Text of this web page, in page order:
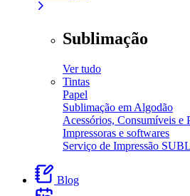
Sublimação
Ver tudo
Tintas
Papel
Sublimação em Algodão
Acessórios, Consumíveis e
Impressoras e softwares
Serviço de Impressão
Blog